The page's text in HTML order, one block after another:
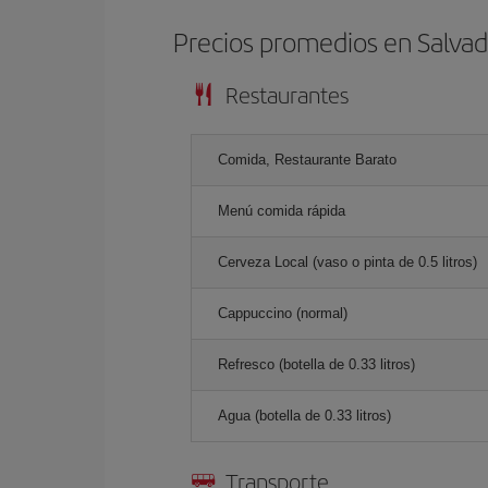
Precios promedios en
Restaurantes
Comida, Restaurante Barato
Menú comida rápida
Cerveza Local (vaso o pinta de 0.5 litros)
Cappuccino (normal)
Refresco (botella de 0.33 litros)
Agua (botella de 0.33 litros)
Transporte